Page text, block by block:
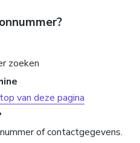
zoeken
van deze pagina
of contactgegevens.